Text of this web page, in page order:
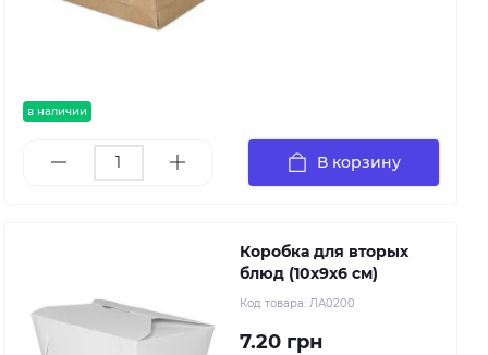
в наличии
В корзину
Коробка для вторых
блюд (10х9х6 см)
Код товара: ЛА0200
7.20 грн